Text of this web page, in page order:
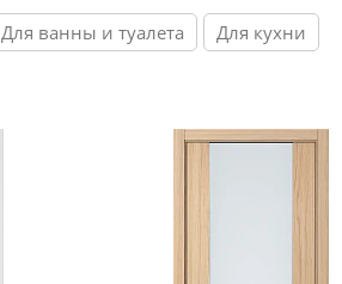
Для ванны и туалета Для кухни